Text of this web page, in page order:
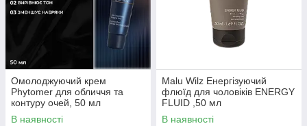
Омолоджуючий крем
Phytomer для обличчя та
контуру очей, 50 мл
В наявності
Malu Wilz Енергізуючий
флюїд для чоловіків ENERGY
FLUID ,50 мл
В наявності